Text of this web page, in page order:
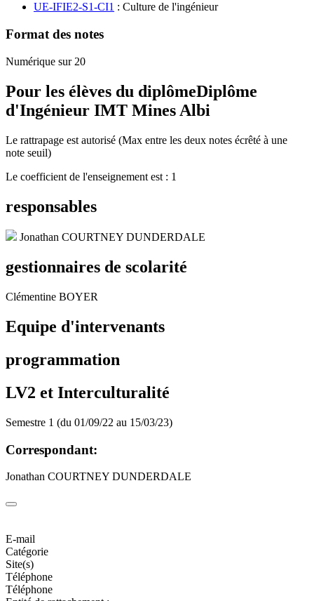
UE-IFIE2-S1-CI1 : Culture de l'ingénieur
Format des notes
Numérique sur 20
Pour les élèves du diplômeDiplôme
d'Ingénieur IMT Mines Albi
Le rattrapage est autorisé (Max entre les deux notes écrêté à une
note seuil)
Le coefficient de l'enseignement est : 1
responsables
Jonathan COURTNEY DUNDERDALE
gestionnaires de scolarité
Clémentine BOYER
Equipe d'intervenants
programmation
LV2 et Interculturalité
Semestre 1 (du 01/09/22 au 15/03/23)
Correspondant:
Jonathan COURTNEY DUNDERDALE
E-mail
Catégorie
Site(s)
Téléphone
Téléphone